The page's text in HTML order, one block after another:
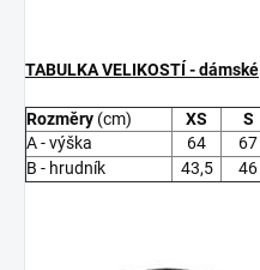
TABULKA VELIKOSTÍ - dámské
Rozměry (cm) XS S
A - výška
64 67
B - hrudník
43,5 46